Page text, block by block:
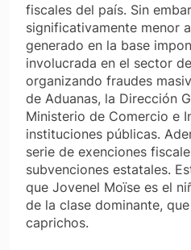
fiscales del país. Sin
significativamente menor
generado en la base
involucrada en el sector
organizando fraudes
de Aduanas, la Dirección
Ministerio de Comercio e
instituciones públicas.
serie de exenciones
subvenciones estatales.
que Jovenel Moïse es el
de la clase dominante,
caprichos.